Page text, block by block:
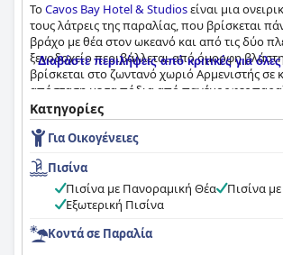
ΤοCavos Bay Hotel & Studiosείναι μια
τους λάτρεις της παραλίας, που βρίσκεται
βράχο με θέα στον ωκεανό και από τις δύο
ξενοδοχείο περιβάλλεται από όμορφη
βρίσκεται στο ζωντανό χωριό Αρμενιστής σε
απόσταση με τα πόδια από πανέμορφες
αποτελεί εξαιρετική βάση για να εξερευνήσετε
πρωινό είναι εξαιρετικό με πολλές επιλογές,
συμπεριλαμβανομένου του παραδοσιακού
πρωινού που είναι άφθονο και νόστιμο με
τοπικές μαρμελάδες, μέλι και
προσφέρει εξαιρετική διαμονή με όμορφη
Πέλαγος με μοντέρνα και ευρύχωρα δωμάτια,
ξενοδοχείο είναι άψογα καθαρό με προσοχή
Διαβάστε περιλήψεις από κριτικές για όλες
Κατηγορίες
Για Οικογένειες
Πισίνα
Πισίνα με Πανοραμική Θέα
Πισίνα
Εξωτερική Πισίνα
Κοντά σε Παραλία